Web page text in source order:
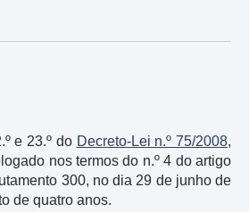
e 23.º do Decreto-Lei n.º 75/2008,
nos termos do n.º 4 do artigo
300, no dia 29 de junho de
de quatro anos.